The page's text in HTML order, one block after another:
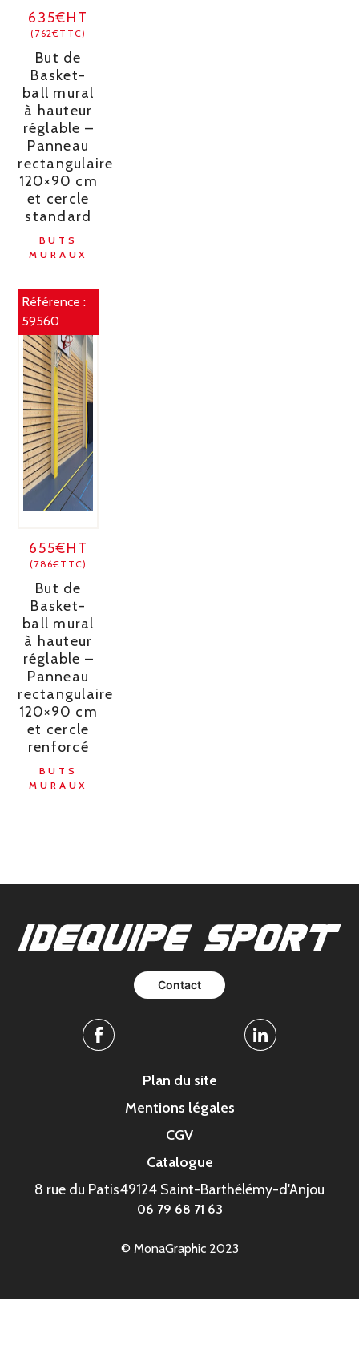
635€HT
(762€TTC)
But de
Basket-
ball mural
à hauteur
réglable –
Panneau
rectangulaire
120×90 cm
et cercle
standard
BUTS
MURAUX
Référence :
59560
655€HT
(786€TTC)
But de
Basket-
ball mural
à hauteur
réglable –
Panneau
rectangulaire
120×90 cm
et cercle
renforcé
BUTS
MURAUX
Contact
Facebook Linkedin
Plan du site
Mentions légales
CGV
Catalogue
8 rue du Patis49124 Saint-Barthélémy-d'Anjou
06 79 68 71 63
© MonaGraphic 2023